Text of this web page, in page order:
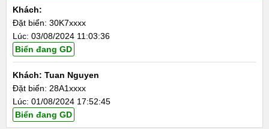
Khách:
Đặt biển: 30K7xxxx
Lúc: 03/08/2024 11:03:36
Biển đang GD
Khách: Tuan Nguyen
Đặt biển: 28A1xxxx
Lúc: 01/08/2024 17:52:45
Biển đang GD